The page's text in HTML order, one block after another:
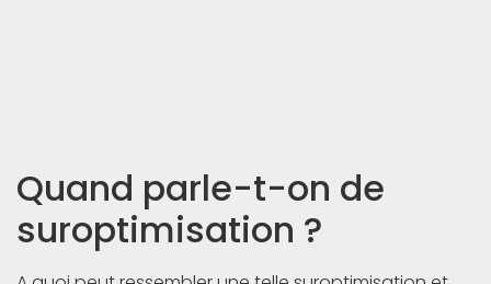
Quand parle-t-on de
suroptimisation ?